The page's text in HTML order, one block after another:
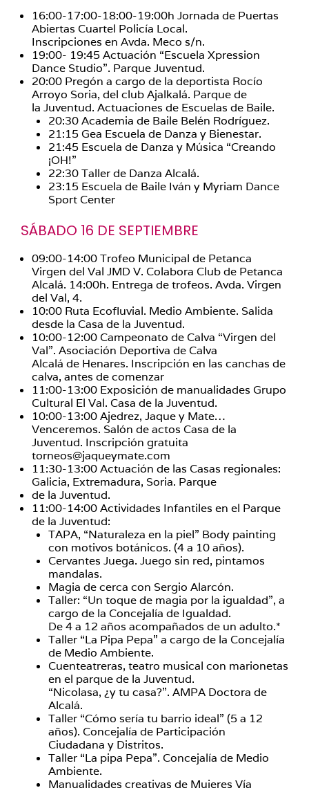
16:00-17:00-18:00-19:00h Jornada de Puertas
Abiertas Cuartel Policía Local.
Inscripciones en Avda. Meco s/n.
19:00- 19:45 Actuación “Escuela Xpression
Dance Studio”. Parque Juventud.
20:00 Pregón a cargo de la deportista Rocío
Arroyo Soria, del club Ajalkalá. Parque de
la Juventud. Actuaciones de Escuelas de Baile.
20:30 Academia de Baile Belén Rodríguez.
21:15 Gea Escuela de Danza y Bienestar.
21:45 Escuela de Danza y Música “Creando
¡OH!”
22:30 Taller de Danza Alcalá.
23:15 Escuela de Baile Iván y Myriam Dance
Sport Center
SÁBADO 16 DE SEPTIEMBRE
09:00-14:00 Trofeo Municipal de Petanca
Virgen del Val JMD V. Colabora Club de Petanca
Alcalá. 14:00h. Entrega de trofeos. Avda. Virgen
del Val, 4.
10:00 Ruta Ecofluvial. Medio Ambiente. Salida
desde la Casa de la Juventud.
10:00-12:00 Campeonato de Calva “Virgen del
Val”. Asociación Deportiva de Calva
Alcalá de Henares. Inscripción en las canchas de
calva, antes de comenzar
11:00-13:00 Exposición de manualidades Grupo
Cultural El Val. Casa de la Juventud.
10:00-13:00 Ajedrez, Jaque y Mate…
Venceremos. Salón de actos Casa de la
Juventud. Inscripción gratuita
torneos@jaqueymate.com
11:30-13:00 Actuación de las Casas regionales:
Galicia, Extremadura, Soria. Parque
de la Juventud.
11:00-14:00 Actividades Infantiles en el Parque
de la Juventud:
TAPA, “Naturaleza en la piel” Body painting
con motivos botánicos. (4 a 10 años).
Cervantes Juega. Juego sin red, pintamos
mandalas.
Magia de cerca con Sergio Alarcón.
Taller: “Un toque de magia por la igualdad”, a
cargo de la Concejalía de Igualdad.
De 4 a 12 años acompañados de un adulto.*
Taller “La Pipa Pepa” a cargo de la Concejalía
de Medio Ambiente.
Cuenteatreras, teatro musical con marionetas
en el parque de la Juventud.
“Nicolasa, ¿y tu casa?”. AMPA Doctora de
Alcalá.
Taller “Cómo sería tu barrio ideal” (5 a 12
años). Concejalía de Participación
Ciudadana y Distritos.
Taller “La pipa Pepa”. Concejalía de Medio
Ambiente.
Manualidades creativas de Mujeres Vía